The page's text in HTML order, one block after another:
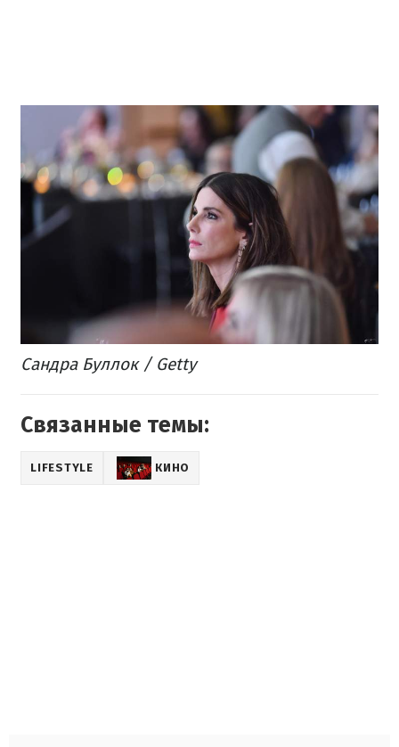
Сандра Буллок / Getty
Связанные темы:
LIFESTYLE КИНО